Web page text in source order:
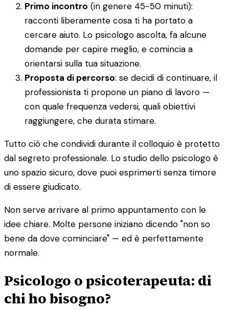
Primo incontro (in genere 45-50 minuti):
racconti liberamente cosa ti ha portato a
cercare aiuto. Lo psicologo ascolta, fa alcune
domande per capire meglio, e comincia a
orientarsi sulla tua situazione.
Proposta di percorso: se decidi di continuare, il
professionista ti propone un piano di lavoro —
con quale frequenza vedersi, quali obiettivi
raggiungere, che durata stimare.
Tutto ciò che condividi durante il colloquio è protetto
dal segreto professionale. Lo studio dello psicologo è
uno spazio sicuro, dove puoi esprimerti senza timore
di essere giudicato.
Non serve arrivare al primo appuntamento con le
idee chiare. Molte persone iniziano dicendo "non so
bene da dove cominciare" — ed è perfettamente
normale.
Psicologo o psicoterapeuta: di
chi ho bisogno?